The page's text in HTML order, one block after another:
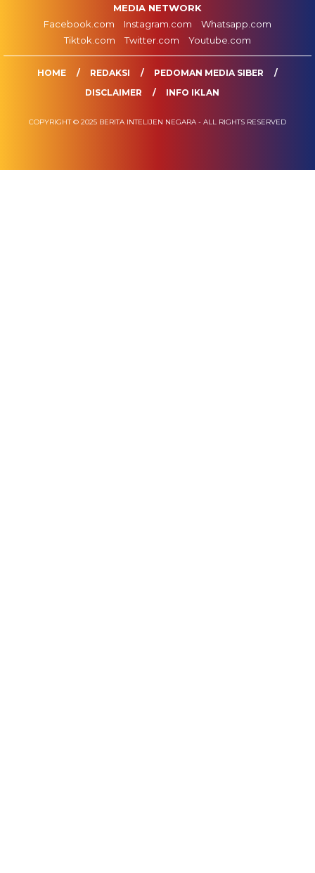
MEDIA NETWORK
Facebook.com
Instagram.com
Whatsapp.com
Tiktok.com
Twitter.com Youtube.com
HOME REDAKSI
PEDOMAN MEDIA SIBER
DISCLAIMER
INFO IKLAN
COPYRIGHT © 2025 BERITA INTELIJEN NEGARA - ALL RIGHTS RESERVED